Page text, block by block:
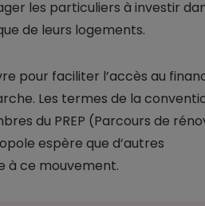
les particuliers à investir
de leurs logements.
pour faciliter l’accès au
Les termes de la
du PREP (Parcours de
espère que d’autres
à ce mouvement.